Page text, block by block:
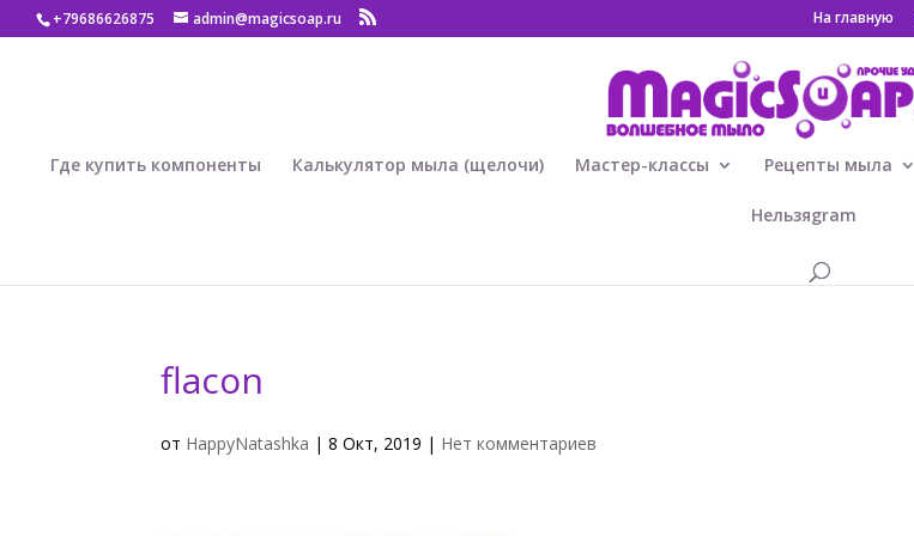
+79686626875 admin@magicsoap.ru На главную
Где купить компоненты Калькулятор мыла (щелочи) Мастер-классы Рецепты мыла
Нельзяgram
flacon
от HappyNatashka |8 Окт, 2019 | Нет комментариев